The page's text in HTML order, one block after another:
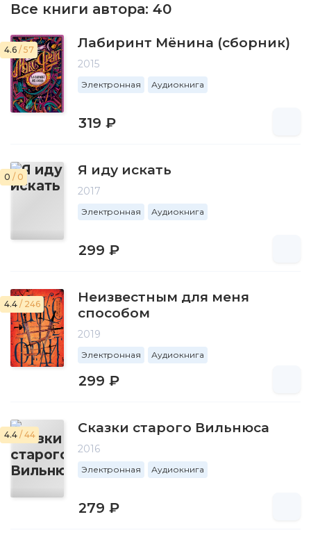
Все книги автора: 40
4.6 / 57 Лабиринт Мёнина (сборник)
2015
Электронная Аудиокнига
319 ₽
0 / 0 Я иду искать
2017
Электронная Аудиокнига
299 ₽
4.4 / 246
Неизвестным для меня
способом
2019
Электронная Аудиокнига
299 ₽
4.4 / 44 Сказки старого Вильнюса
2016
Электронная Аудиокнига
279 ₽